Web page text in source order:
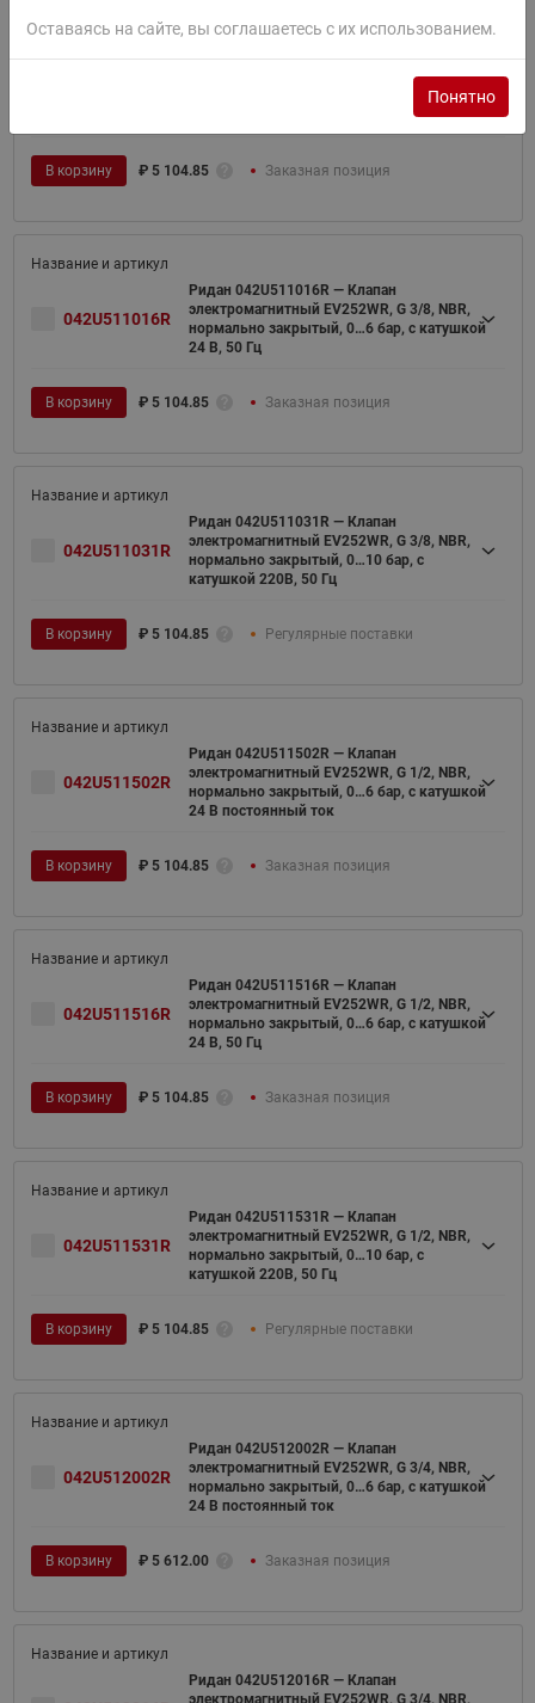
Ридан 042U511002R — Клапан
электромагнитный EV252WR, G 3/8, NBR,
нормально закрытый, 0…6 бар, с катушкой
В корзину ₽ 5 104.85 Заказная позиция
042U511016R
Ридан 042U511016R — Клапан
электромагнитный EV252WR, G 3/8, NBR,
нормально закрытый, 0…6 бар, с катушкой
24 В, 50 Гц
В корзину ₽ 5 104.85 Заказная позиция
042U511031R
Ридан 042U511031R — Клапан
электромагнитный EV252WR, G 3/8, NBR,
нормально закрытый, 0…10 бар, с
катушкой 220В, 50 Гц
В корзину ₽ 5 104.85 Регулярные поставки
042U511502R
Ридан 042U511502R — Клапан
электромагнитный EV252WR, G 1/2, NBR,
нормально закрытый, 0…6 бар, с катушкой
24 В постоянный ток
В корзину ₽ 5 104.85 Заказная позиция
042U511516R
Ридан 042U511516R — Клапан
электромагнитный EV252WR, G 1/2, NBR,
нормально закрытый, 0…6 бар, с катушкой
24 В, 50 Гц
В корзину ₽ 5 104.85 Заказная позиция
042U511531R
Ридан 042U511531R — Клапан
электромагнитный EV252WR, G 1/2, NBR,
нормально закрытый, 0…10 бар, с
катушкой 220В, 50 Гц
В корзину ₽ 5 104.85 Регулярные поставки
042U512002R
Ридан 042U512002R — Клапан
электромагнитный EV252WR, G 3/4, NBR,
нормально закрытый, 0…6 бар, с катушкой
24 В постоянный ток
В корзину ₽ 5 612.00 Заказная позиция
Ридан 042U512016R — Клапан
электромагнитный EV252WR, G 3/4, NBR,
Оставаясь на сайте, вы соглашаетесь с их использованием.
Понятно